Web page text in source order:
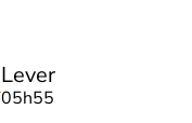
Lever
05h55